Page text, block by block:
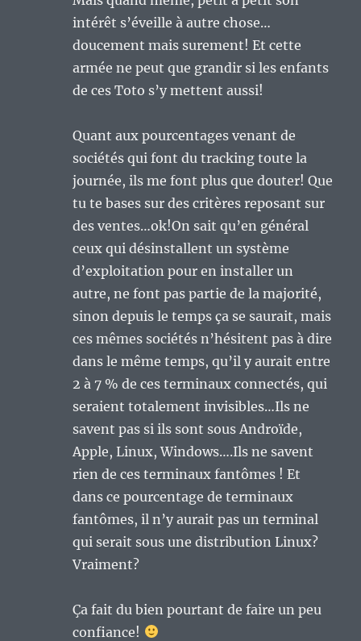
intérêt s’éveille à autre chose…
doucement mais surement! Et cette
armée ne peut que grandir si les enfants
de ces Toto s’y mettent aussi!
Quant aux pourcentages venant de
sociétés qui font du tracking toute la
journée, ils me font plus que douter! Que
tu te bases sur des critères reposant sur
des ventes…ok!On sait qu’en général
ceux qui désinstallent un système
d’exploitation pour en installer un
autre, ne font pas partie de la majorité,
sinon depuis le temps ça se saurait, mais
ces mêmes sociétés n’hésitent pas à dire
dans le même temps, qu’il y aurait entre
2 à 7 % de ces terminaux connectés, qui
seraient totalement invisibles…Ils ne
savent pas si ils sont sous Androïde,
Apple, Linux, Windows….Ils ne savent
rien de ces terminaux fantômes ! Et
dans ce pourcentage de terminaux
fantômes, il n’y aurait pas un terminal
qui serait sous une distribution Linux?
Vraiment?
Ça fait du bien pourtant de faire un peu
confiance!